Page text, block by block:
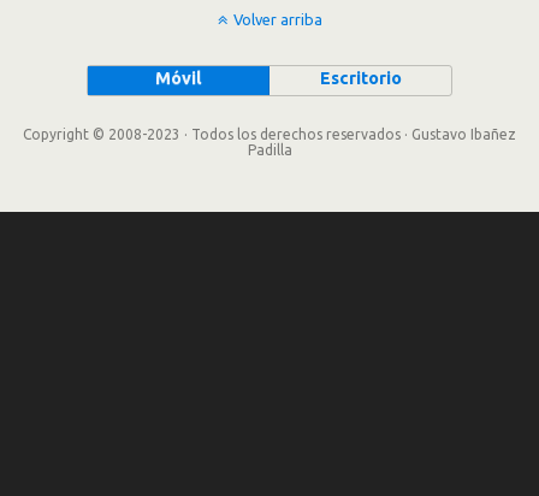
Volver arriba
Móvil Escritorio
Copyright © 2008-2023 · Todos los derechos reservados · Gustavo Ibañez
Padilla